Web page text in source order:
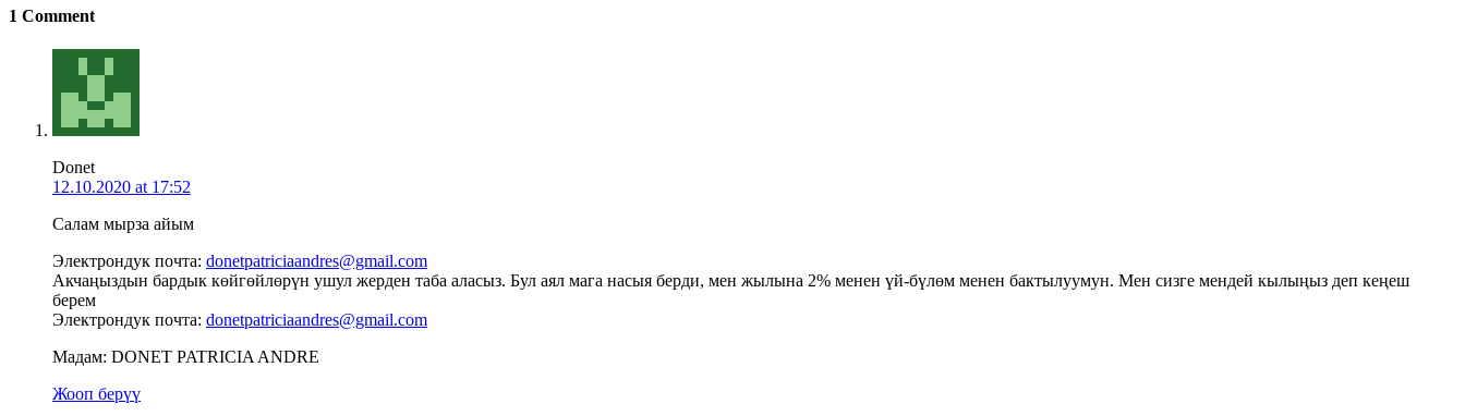
1 Comment
Dоnet
12.10.2020 at 17:52
Салам мырза айым
Электрондук почта: donetpatriciaandres@gmail.com
Акчаңыздын бардык көйгөйлөрүн ушул жерден таба аласыз. Бул аял мага насыя берди, мен жылына 2% менен үй-бүлөм менен бактылуумун. Мен сизге мендей кылыңыз деп кеңеш
берем
Электрондук почта: donetpatriciaandres@gmail.com
Мадам: DONET PATRICIA ANDRE
Жооп берүү